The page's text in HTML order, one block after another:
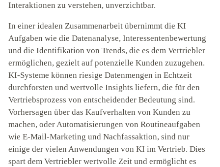
Interaktionen zu verstehen, unverzichtbar.
In einer idealen Zusammenarbeit übernimmt die KI
Aufgaben wie die Datenanalyse, Interessentenbewertung
und die Identifikation von Trends, die es dem Vertriebler
ermöglichen, gezielt auf potenzielle Kunden zuzugehen.
KI-Systeme können riesige Datenmengen in Echtzeit
durchforsten und wertvolle Insights liefern, die für den
Vertriebsprozess von entscheidender Bedeutung sind.
Vorhersagen über das Kaufverhalten von Kunden zu
machen, oder Automatisierungen von Routineaufgaben
wie E-Mail-Marketing und Nachfassaktion, sind nur
einige der vielen Anwendungen von KI im Vertrieb. Dies
spart dem Vertriebler wertvolle Zeit und ermöglicht es